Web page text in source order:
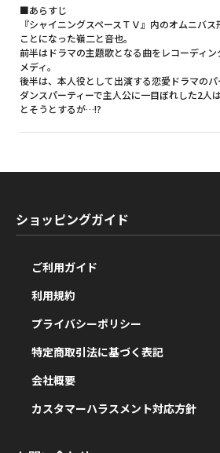
■あらすじ
『シャイニングスペースＴＶ』内のオムニバ
ことになった嶺二と音也。
前半はドラマの主題歌となる曲をレコーディ
メディ。
後半は、本人役として出演する恋愛ドラマのパ
ダンスパーティーで主人公に一目ぼれした2人
とそうとするが…!?
ショッピングガイド
ご利用ガイド
利用規約
プライバシーポリシー
特定商取引法に基づく表記
会社概要
カスタマーハラスメント対応方針